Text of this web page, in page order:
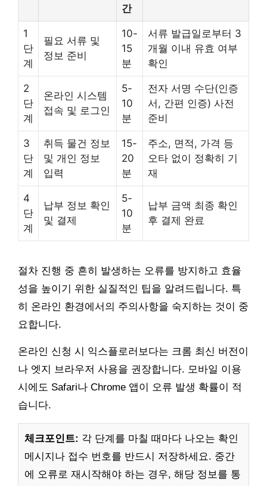
간
1
단
계
필요 서류 및
정보 준비
10-
15
분
서류 발급일로부터 3
개월 이내 유효 여부
확인
2
단
계
온라인 시스템
접속 및 로그인
5-
10
분
전자 서명 수단(인증
서, 간편 인증) 사전
준비
3
단
계
취득 물건 정보
및 개인 정보
입력
15-
20
분
주소, 면적, 가격 등
오타 없이 정확히 기
재
4
단
계
납부 정보 확인
및 결제
5-
10
분
납부 금액 최종 확인
후 결제 완료
절차 진행 중 흔히 발생하는 오류를 방지하고 효율
성을 높이기 위한 실질적인 팁을 알려드립니다. 특
히 온라인 환경에서의 주의사항을 숙지하는 것이 중
요합니다.
온라인 신청 시 익스플로러보다는 크롬 최신 버전이
나 엣지 브라우저 사용을 권장합니다. 모바일 이용
시에도 Safari나 Chrome 앱이 오류 발생 확률이 적
습니다.
체크포인트: 각 단계를 마칠 때마다 나오는 확인
메시지나 접수 번호를 반드시 저장하세요. 중간
에 오류로 재시작해야 하는 경우, 해당 정보를 통